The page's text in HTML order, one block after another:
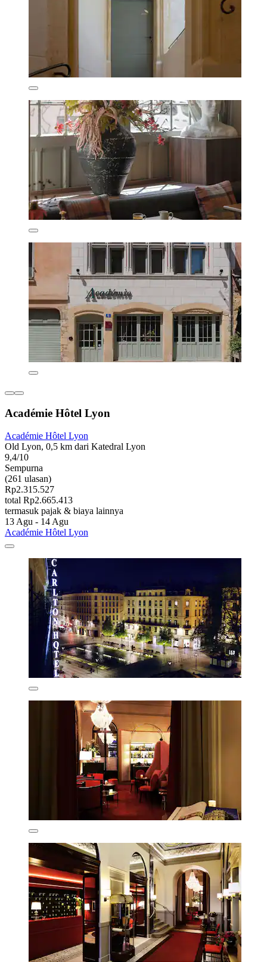
Académie Hôtel Lyon
Académie Hôtel Lyon
Old Lyon, 0,5 km dari Katedral Lyon
9,4/10
Sempurna
(261 ulasan)
Rp2.315.527
total Rp2.665.413
termasuk pajak & biaya lainnya
13 Agu - 14 Agu
Académie Hôtel Lyon